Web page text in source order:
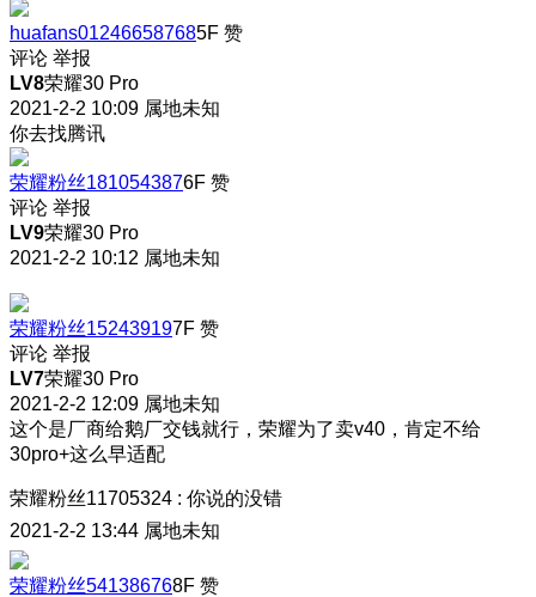
huafans012466587685F 赞
评论 举报
LV8荣耀30 Pro
2021-2-2 10:09 属地未知
你去找腾讯
荣耀粉丝1810543876F 赞
评论 举报
LV9荣耀30 Pro
2021-2-2 10:12 属地未知
荣耀粉丝152439197F 赞
评论 举报
LV7荣耀30 Pro
2021-2-2 12:09 属地未知
这个是厂商给鹅厂交钱就行，荣耀为了卖v40，肯定不给
30pro+这么早适配
荣耀粉丝11705324 : 你说的没错
2021-2-2 13:44 属地未知
荣耀粉丝541386768F 赞